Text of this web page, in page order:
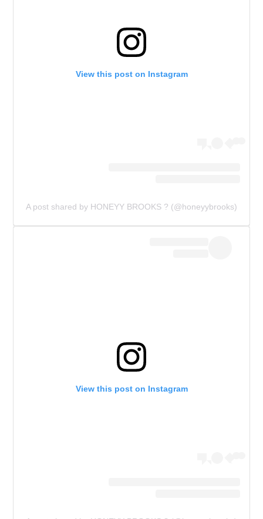
View this post on Instagram
A post shared by HONEYY BROOKS ? (@honeyybrooks)
View this post on Instagram